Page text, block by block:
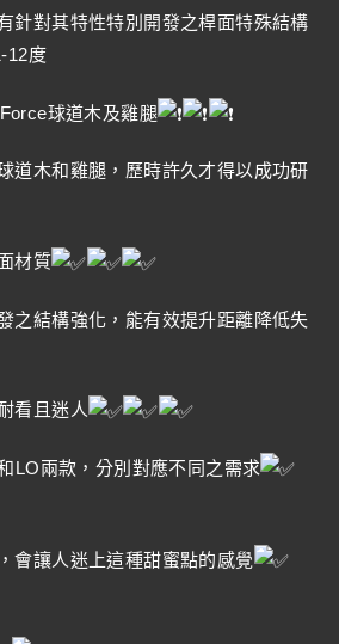
針對其特性特別開發之桿面特殊結構
12度
球道木及雞腿
道木和雞腿，歷時許久才得以成功研
材質
之結構強化，能有效提升距離降低失
看且迷人
LO兩款，分別對應不同之需求
會讓人迷上這種甜蜜點的感覺